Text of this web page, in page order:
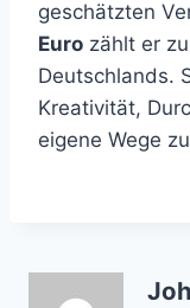
geschätzten
Euro zählt er
Deutschlands.
Kreativität,
eigene Wege